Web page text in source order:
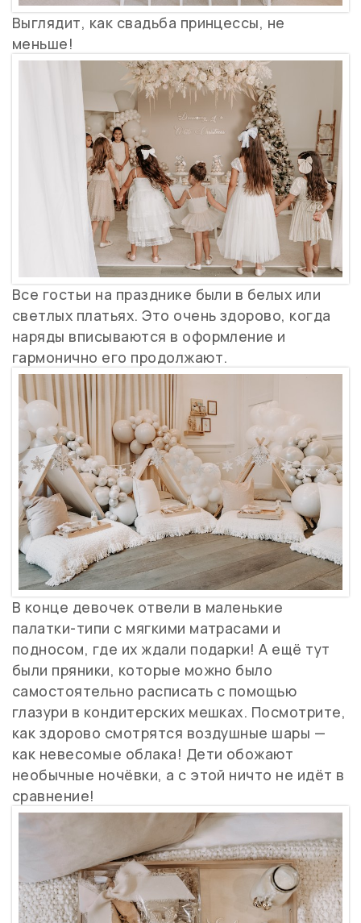
Выглядит, как свадьба принцессы, не
меньше!
Все гостьи на празднике были в белых или
светлых платьях. Это очень здорово, когда
наряды вписываются в оформление и
гармонично его продолжают.
В конце девочек отвели в маленькие
палатки-типи с мягкими матрасами и
подносом, где их ждали подарки! А ещё тут
были пряники, которые можно было
самостоятельно расписать с помощью
глазури в кондитерских мешках. Посмотрите,
как здорово смотрятся воздушные шары —
как невесомые облака! Дети обожают
необычные ночёвки, а с этой ничто не идёт в
сравнение!